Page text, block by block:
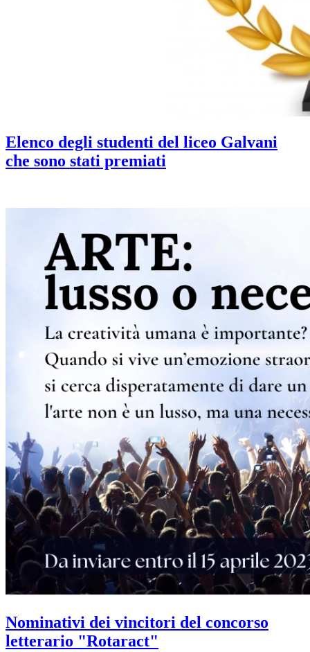
Elenco degli studenti del liceo Galvani
che sono stati premiati
Nominativi dei vincitori del concorso
letterario "Rotaract"